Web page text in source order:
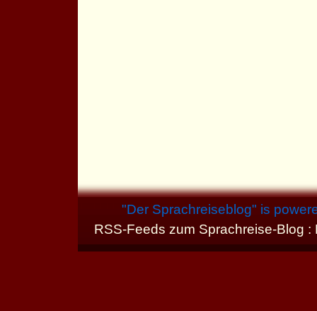
"Der Sprachreiseblog" is
RSS-Feeds zum Sprachreise-Blog :